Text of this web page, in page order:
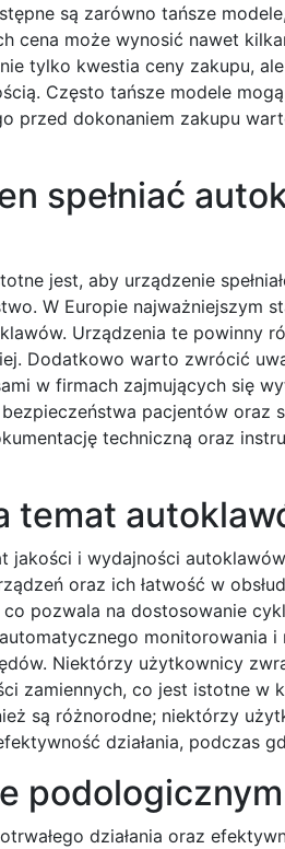
są zarówno tańsze
cena może wynosić nawet
tylko kwestia ceny zakupu,
Często tańsze modele
przed dokonaniem zakupu
spełniać
jest, aby urządzenie
W Europie najważniejszym
Urządzenia te powinny
Dodatkowo warto zwrócić
w firmach zajmujących się
pacjentów oraz
techniczną oraz
temat
jakości i wydajności
oraz ich łatwość w
pozwala na dostosowanie
monitorowania
Niektórzy użytkownicy
zamiennych, co jest istotne w
są różnorodne; niektórzy
działania, podczas
podologicznym
działania oraz